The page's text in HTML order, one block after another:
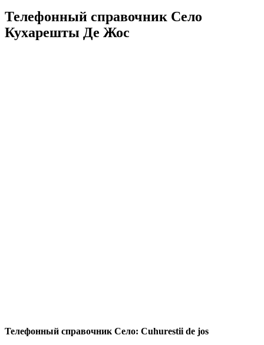
Телефонный справочник Село
Кухарешты Де Жос
Телефонный справочник Село: Cuhurestii de jos